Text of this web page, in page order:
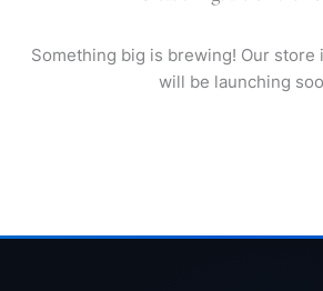
Something big is brewing! Our store
will be launching